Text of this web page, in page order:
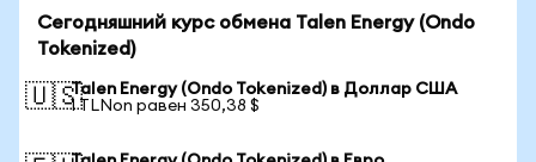
Сегодняшний курс обмена Talen Energy (Ondo
Tokenized)
🇺🇸Talen Energy (Ondo Tokenized) в Доллар США
1 TLNon равен 350,38 $